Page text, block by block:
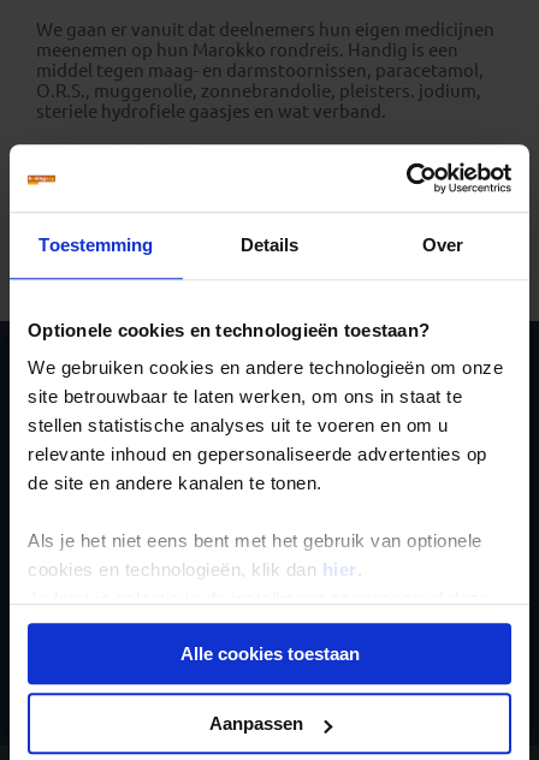
Toestemming Details Over
Optionele cookies en technologieën toestaan?
We gebruiken cookies en andere technologieën om onze
site betrouwbaar te laten werken, om ons in staat te
stellen statistische analyses uit te voeren en om u
relevante inhoud en gepersonaliseerde advertenties op
de site en andere kanalen te tonen.
Als je het niet eens bent met het gebruik van optionele
cookies en technologieën, klik dan hier .
onder aan de pagina op elk gewenst moment voor de
toekomst wijzigen.Alle cookies toestaan
Aanpassen
We gaan er vanuit dat deelnemers hun eigen medicijnen
meenemen op hun Marokko rondreis. Handig is een
middel tegen maag- en darmstoornissen, paracetamol,
O.R.S., muggenolie, zonnebrandolie, pleisters. jodium,
steriele hydrofiele gaasjes en wat verband.
Denk verder bij het samenstellen van je bagage
bijvoorbeeld aan wandelschoenen, zaklamp, waterfles,
naaigerei, wasmiddel, dagrugzak, universeel geldige
verloopstekker, reis- en taalgids, oordopjes,
opblaaskussen, voldoende fotomateriaal, lakenzak,
toiletartikelen, badslippers, zwemkleding, wekker,
schrijfgerei, schaartje, beker en een zakmes.
Ja, ik meld me aan
voor de wekelijkse
nieuwsbrief
Inschrijven